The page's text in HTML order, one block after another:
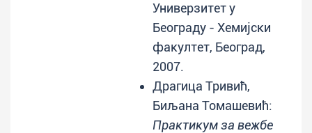
Универзитет у
Београду - Хемијски
факултет, Београд,
2007.
Драгица Тривић,
Биљана Томашевић:
Практикум за вежбе